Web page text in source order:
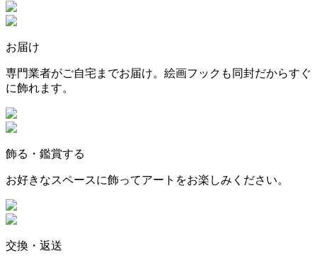
お届け
専門業者がご自宅までお届け。絵画フックも同封だからすぐ
に飾れます。
飾る・鑑賞する
お好きなスペースに飾ってアートをお楽しみください。
交換・返送